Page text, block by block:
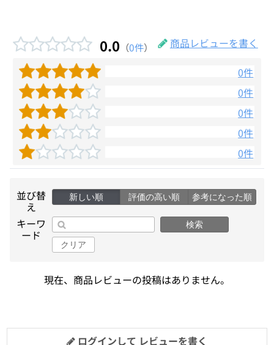
0.0 （0件）
商品レビューを書く
0件
0件
0件
0件
0件
並び替
え
新しい順 評価の高い順 参考になった順
キーワ
ード
検索
クリア
現在、商品レビューの投稿はありません。
ログインして レビューを書く